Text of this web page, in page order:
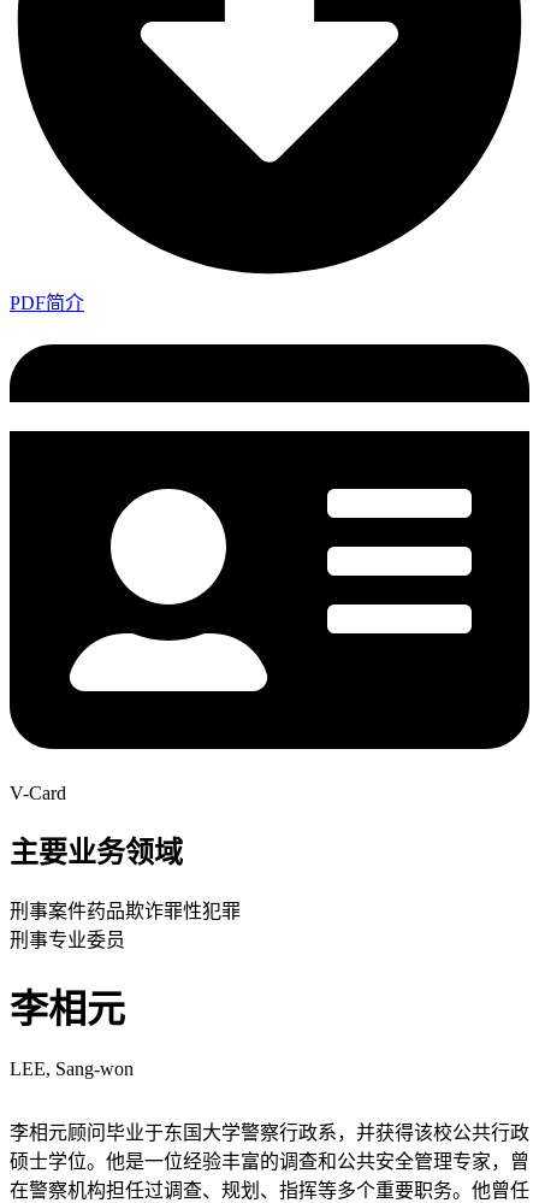
PDF简介
V-Card
主要业务领域
刑事案件药品欺诈罪性犯罪
刑事专业委员
李相元
LEE, Sang-won
李相元顾问毕业于东国大学警察行政系，并获得该校公共行政
硕士学位。他是一位经验丰富的调查和公共安全管理专家，曾
在警察机构担任过调查、规划、指挥等多个重要职务。他曾任